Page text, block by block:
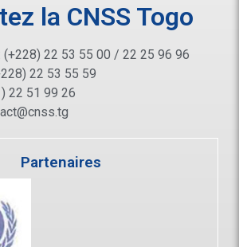
la CNSS Togo
(+228) 22 53 55 00 / 22 25 96 96
22 53 55 59
22 51 99 26
Partenaires